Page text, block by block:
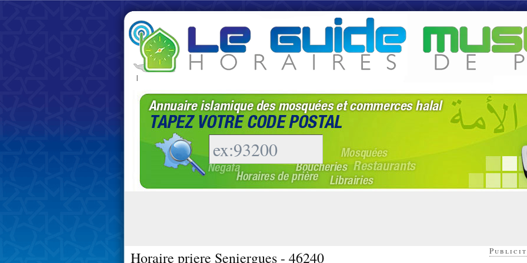
|
Horaire priere Seniergues - 46240